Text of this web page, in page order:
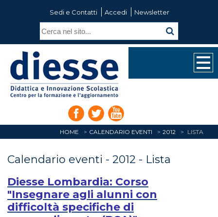
Sedi e Contatti Accedi Newsletter
HOME CALENDARIO EVENTI 2012 LISTA
Calendario eventi - 2012 - Lista
Diesse Lombardia: Corso
"Insegnare agli alunni con
difficoltà specifiche di